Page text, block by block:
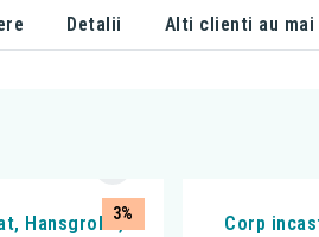
Detalii Alti clienti au mai
3%
Hansgrohe,
Corp